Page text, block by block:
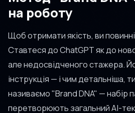
на роботу
Щоб отримати якість, ви
Ставтеся до ChatGPT як до
але недосвідченого стажера.
інструкція — і чим детальніша,
називаємо "Brand DNA" — набір
перетворюють загальний AI-